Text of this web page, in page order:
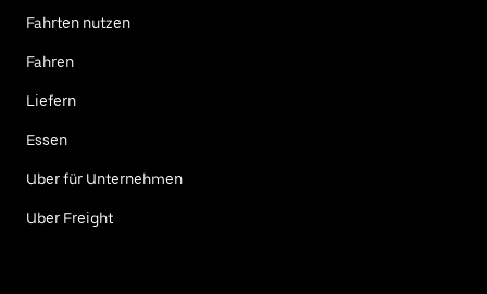
Fahrten nutzen
Fahren
Liefern
Essen
Uber für Unternehmen
Uber Freight